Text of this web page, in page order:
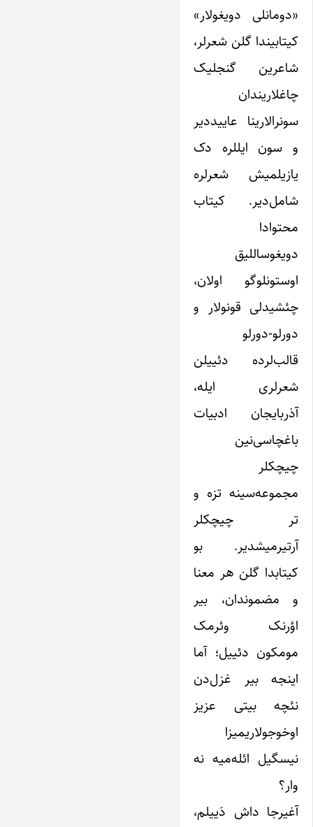
«دومانلی دویغولار»
کیتابیندا گلن شعرلر،
شاعرین گنجلیک
چاغلاریندان
سونرالارینا عاییددیر
و سون ایللره‌ دک
یازیلمیش شعرلره
شامل‌دیر. کیتاب
محتوادا
دویغوساللیق
اوستونلوگو اولان،
چئشیدلی قونولار و
دورلو-دورلو
قالب‌لرده دئییلن
شعرلری ایله،
آذربایجان ادبیات
باغچاسی‌نین
چیچکلر
مجموعه‌سینه تزه و
تر چیچکلر
آرتیرمیشدیر. بو
کیتابدا گلن هر معنا
و مضموندان، بیر
اؤرنک وئرمک
مومکون دئییل؛ آما
اینجه بیر غزل‌دن
نئچه بیتی عزیز
اوخوجولاریمیزا
نیسگیل ائله‌میه نه
وار؟
آغیرجا داش دَییلم،